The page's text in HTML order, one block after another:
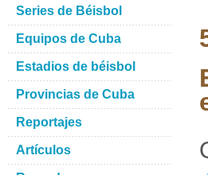
Series de Béisbol
Equipos de Cuba
Estadios de béisbol
Provincias de Cuba
Reportajes
Artículos